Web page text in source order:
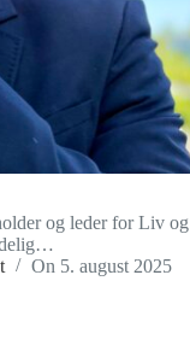
og leder for Liv og
On 5. august 2025